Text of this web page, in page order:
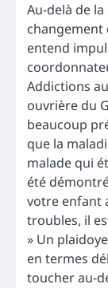
Au-delà de
changement
entend
Addictions
ouvrière du
beaucoup
que la
malade qui
été
votre enfant
troubles, il
» Un
en termes
toucher au-